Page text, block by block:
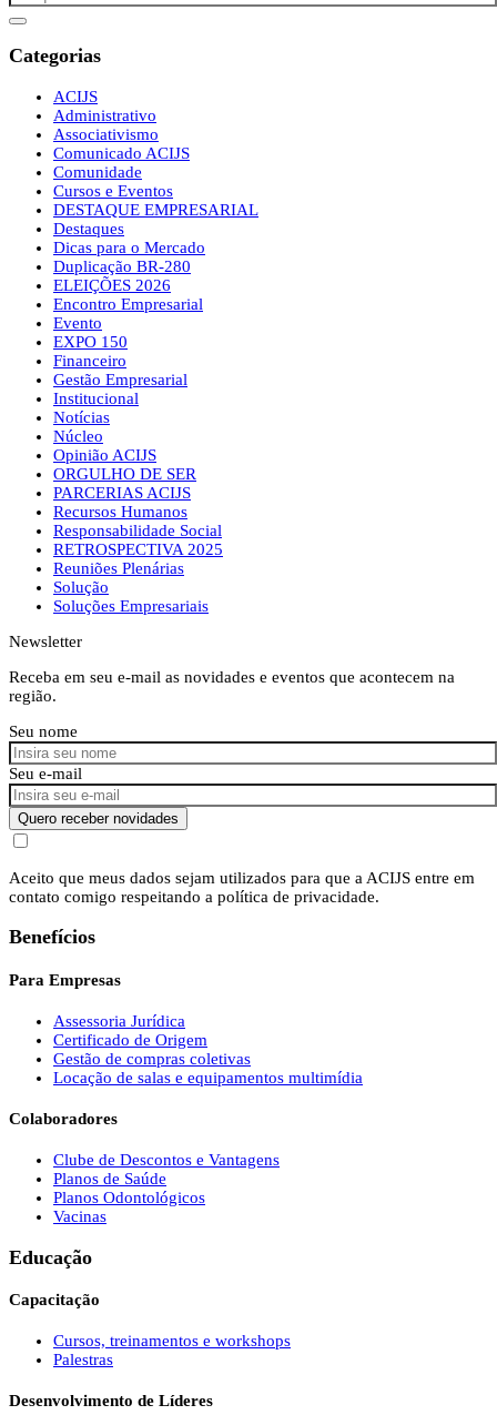
Categorias
ACIJS
Administrativo
Associativismo
Comunicado ACIJS
Comunidade
Cursos e Eventos
DESTAQUE EMPRESARIAL
Destaques
Dicas para o Mercado
Duplicação BR-280
ELEIÇÕES 2026
Encontro Empresarial
Evento
EXPO 150
Financeiro
Gestão Empresarial
Institucional
Notícias
Núcleo
Opinião ACIJS
ORGULHO DE SER
PARCERIAS ACIJS
Recursos Humanos
Responsabilidade Social
RETROSPECTIVA 2025
Reuniões Plenárias
Solução
Soluções Empresariais
Newsletter
Receba em seu e-mail as novidades e eventos que acontecem na
região.
Seu nome
Seu e-mail
Quero receber novidades
Aceito que meus dados sejam utilizados para que a ACIJS entre em
contato comigo respeitando a política de privacidade.
Benefícios
Para Empresas
Assessoria Jurídica
Certificado de Origem
Gestão de compras coletivas
Locação de salas e equipamentos multimídia
Colaboradores
Clube de Descontos e Vantagens
Planos de Saúde
Planos Odontológicos
Vacinas
Educação
Capacitação
Cursos, treinamentos e workshops
Palestras
Desenvolvimento de Líderes